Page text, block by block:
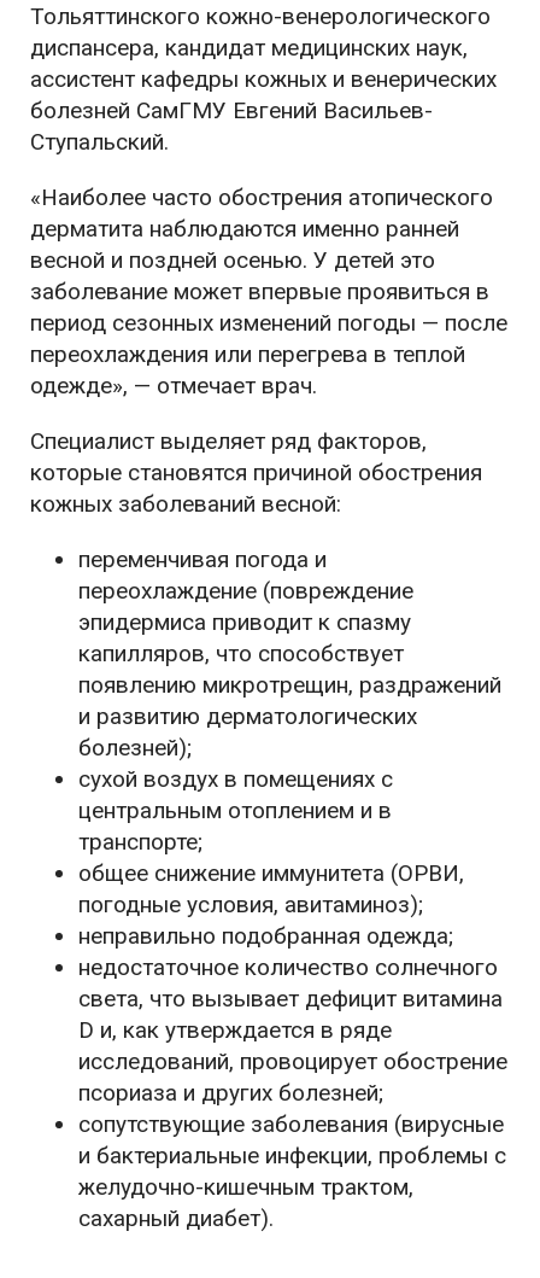
Тольяттинского кожно-венерологического
диспансера, кандидат медицинских наук,
ассистент кафедры кожных и венерических
болезней СамГМУ Евгений Васильев-
Ступальский.
«Наиболее часто обострения атопического
дерматита наблюдаются именно ранней
весной и поздней осенью. У детей это
заболевание может впервые проявиться в
период сезонных изменений погоды — после
переохлаждения или перегрева в теплой
одежде», — отмечает врач.
Специалист выделяет ряд факторов,
которые становятся причиной обострения
кожных заболеваний весной:
переменчивая погода и
переохлаждение (повреждение
эпидермиса приводит к спазму
капилляров, что способствует
появлению микротрещин, раздражений
и развитию дерматологических
болезней);
сухой воздух в помещениях с
центральным отоплением и в
транспорте;
общее снижение иммунитета (ОРВИ,
погодные условия, авитаминоз);
неправильно подобранная одежда;
недостаточное количество солнечного
света, что вызывает дефицит витамина
D и, как утверждается в ряде
исследований, провоцирует обострение
псориаза и других болезней;
сопутствующие заболевания (вирусные
и бактериальные инфекции, проблемы с
желудочно-кишечным трактом,
сахарный диабет).